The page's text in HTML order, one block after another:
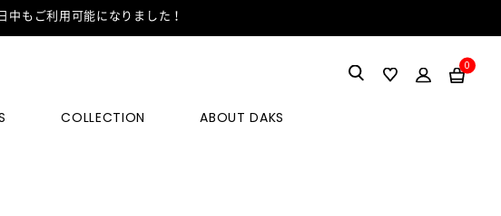
もご利用可能になりました！
0
COLLECTION ABOUT DAKS